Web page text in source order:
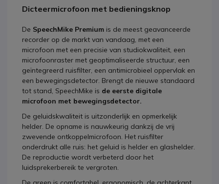
Dicteermicrofoon met bedieningsknop
De SpeechMike Premium is de meest geavanceerde
recorder op de markt van vandaag, met een
microfoon met een precisie van studiokwaliteit, een
microfoonraster met geoptimaliseerde structuur, een
geïntegreerd ruisfilter, een antimicrobieel oppervlak en
een bewegingsdetector. Brengt de nieuwe standaard
tot stand, SpeechMike is de eerste digitale
microfoon met bewegingsdetector.
De geluidskwaliteit is uitzonderlijk en opmerkelijk
helder. De opname is nauwkeurig dankzij de vrij
zwevende ontkoppelmicrofoon. Het ruisfilter
onderdrukt alle ruis: het geluid is helder en glashelder.
De reproductie wordt verbeterd door het
luidsprekerbereik te vergroten.